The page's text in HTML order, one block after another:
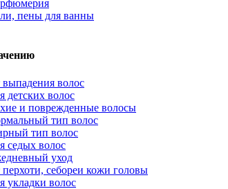
пены для ванны
волос
детских волос
и поврежденные волосы
тип волос
тип волос
седых волос
уход
себореи кожи головы
укладки волос